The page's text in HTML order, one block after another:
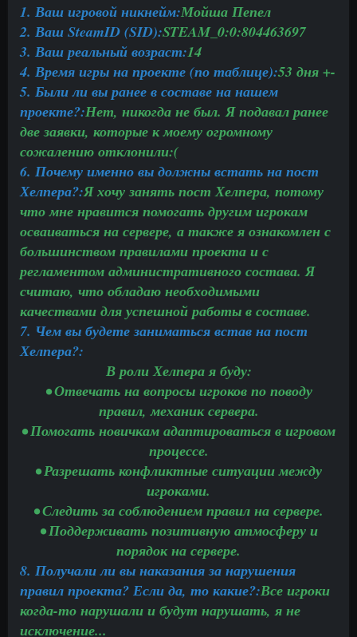
1. Ваш игровой никнейм:Мойша Пепел
2. Ваш SteamID (SID):STEAM_0:0:804463697
3. Ваш реальный возраст:14
4. Время игры на проекте (по таблице):53 дня +-
5. Были ли вы ранее в составе на нашем
проекте?:Нет, никогда не был. Я подавал ранее
две заявки, которые к моему огромному
сожалению отклонили:(
6. Почему именно вы должны встать на пост
Хелпера?:Я хочу занять пост Хелпера, потому
что мне нравится помогать другим игрокам
осваиваться на сервере, а также я ознакомлен с
большинством правилами проекта и с
регламентом административного состава. Я
считаю, что обладаю необходимыми
качествами для успешной работы в составе.
7. Чем вы будете заниматься встав на пост
Хелпера?:
В роли Хелпера я буду:
• Отвечать на вопросы игроков по поводу
правил, механик сервера.
• Помогать новичкам адаптироваться в игровом
процессе.
• Разрешать конфликтные ситуации между
игроками.
• Следить за соблюдением правил на сервере.
• Поддерживать позитивную атмосферу и
порядок на сервере.
8. Получали ли вы наказания за нарушения
правил проекта? Если да, то какие?:Все игроки
когда-то нарушали и будут нарушать, я не
исключение...